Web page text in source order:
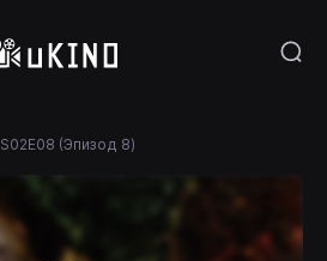
S02E08 (Эпизод 8)